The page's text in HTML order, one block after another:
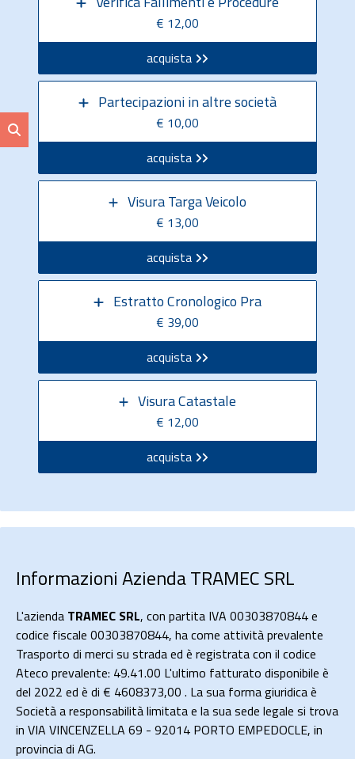
€ 12,00
acquista
Partecipazioni in altre società
€ 10,00
acquista
Visura Targa Veicolo
€ 13,00
acquista
Estratto Cronologico Pra
€ 39,00
acquista
Visura Catastale
€ 12,00
acquista
Informazioni Azienda TRAMEC SRL
L'azienda TRAMEC SRL, con partita IVA 00303870844 e
codice fiscale 00303870844, ha come attività prevalente
Trasporto di merci su strada ed è registrata con il codice
Ateco prevalente: 49.41.00 L'ultimo fatturato disponibile è
del 2022 ed è di € 4608373,00 . La sua forma giuridica è
Società a responsabilità limitata e la sua sede legale si trova
in VIA VINCENZELLA 69 - 92014 PORTO EMPEDOCLE, in
provincia di AG.